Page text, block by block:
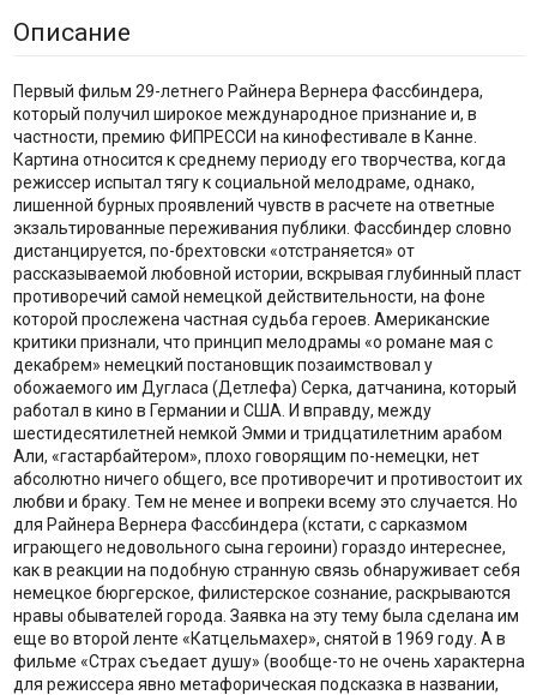
Описание
Первый фильм 29-летнего Райнера Вернера Фассбиндера,
который получил широкое международное признание и, в
частности, премию ФИПРЕССИ на кинофестивале в Канне.
Картина относится к среднему периоду его творчества, когда
режиссер испытал тягу к социальной мелодраме, однако,
лишенной бурных проявлений чувств в расчете на ответные
экзальтированные переживания публики. Фассбиндер словно
дистанцируется, по-брехтовски «отстраняется» от
рассказываемой любовной истории, вскрывая глубинный пласт
противоречий самой немецкой действительности, на фоне
которой прослежена частная судьба героев. Американские
критики признали, что принцип мелодрамы «о романе мая с
декабрем» немецкий постановщик позаимствовал у
обожаемого им Дугласа (Детлефа) Серка, датчанина, который
работал в кино в Германии и США. И вправду, между
шестидесятилетней немкой Эмми и тридцатилетним арабом
Али, «гастарбайтером», плохо говорящим по-немецки, нет
абсолютно ничего общего, все противоречит и противостоит их
любви и браку. Тем не менее и вопреки всему это случается. Но
для Райнера Вернера Фассбиндера (кстати, с сарказмом
играющего недовольного сына героини) гораздо интереснее,
как в реакции на подобную странную связь обнаруживает себя
немецкое бюргерское, филистерское сознание, раскрываются
нравы обывателей города. Заявка на эту тему была сделана им
еще во второй ленте «Катцельмахер», снятой в 1969 году. А в
фильме «Страх съедает душу» (вообще-то не очень характерна
для режиссера явно метафорическая подсказка в названии,